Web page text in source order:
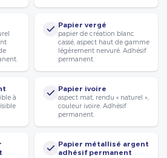
Papier vergé
papier de création blanc
cassé, aspect haut de gamme
légèrement nervuré. Adhésif
permanent.
à
Papier ivoire
aspect mat, rendu « naturel »,
couleur ivoire. Adhésif
permanent.
Papier métallisé argent
adhésif permanent